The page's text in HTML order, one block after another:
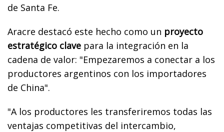
de Santa Fe.
Aracre destacó este hecho como un proyecto
estratégico clave para la integración en la
cadena de valor: "Empezaremos a conectar a los
productores argentinos con los importadores
de China".
"A los productores les transferiremos todas las
ventajas competitivas del intercambio,